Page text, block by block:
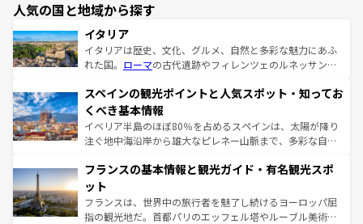
人気の国と地域から探す
イタリア
イタリアは歴史、文化、グルメ、自然と多彩な魅力にあふ
れた国。 ローマの古代遺跡やフィレンツェのルネッサンス
ろん、トスカーナの美しい田園風景やアマルフィ海岸の絶
景など、自然景観も見逃せない。観光の合間には、本場の
ピザやパスタなど、絶品のイタリア料理を堪能することも
できる。朝目覚めてから夜眠るまで、すべての瞬間を楽し
なお、新着のイタリア情報はコンテンツ一覧を参照してほ
しい。
スペインの観光ポイントと人気スポット・知ってお
くべき基本情報
イベリア半島のほぼ80％を占めるスペインは、太陽が降り
注ぐ地中海沿岸から雄大なピレネー山脈まで、多彩な自然
文化が根付くこの国では、情熱的なフラメンコ、熱気あふ
れる闘牛、そして美味しいタパスが生活の一部となってい
る。首都マドリードの洗練された雰囲気や、バルセロナの
アートに溢れた街角から、地方では古代ローマ遺跡や中世
フランスの基本情報と観光ガイド・有名観光スポ
ット
フランスは、世界中の旅行者を魅了し続けるヨーロッパ屈
指の観光地だ。首都パリのエッフェル塔やルーブル美術館